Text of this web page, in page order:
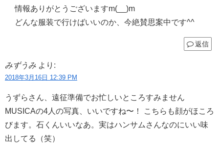
情報ありがとうございますm(__)m
どんな服装で行けばいいのか、今絶賛思案中です^^
返信
みずうみ より:
2018年3月16日 12:39 PM
うずらさん、遠征準備でお忙しいところすみません
MUSICAの4人の写真、いいですね〜！ こちらも顔がほころ
びます。石くんいいなあ。実はハンサムさんなのにいい味
出してる（笑）